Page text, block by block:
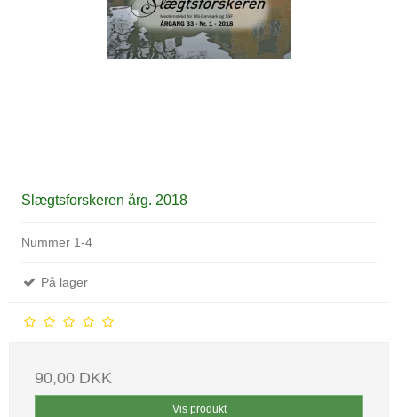
Slægtsforskeren årg. 2018
Nummer 1-4
På lager
90,00 DKK
Vis produkt